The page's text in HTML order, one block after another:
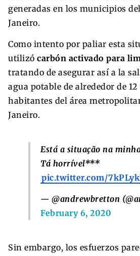
generadas en los municipios
Janeiro.
Como intento por paliar esta
utilizó carbón activado para
tratando de asegurar así a la
agua potable de alrededor de
habitantes del área
Janeiro.
Está a situação na
Tá horrível***
pic.twitter.com/
— @andrewbretton
February 6, 2020
Sin embargo, los esfuerzos